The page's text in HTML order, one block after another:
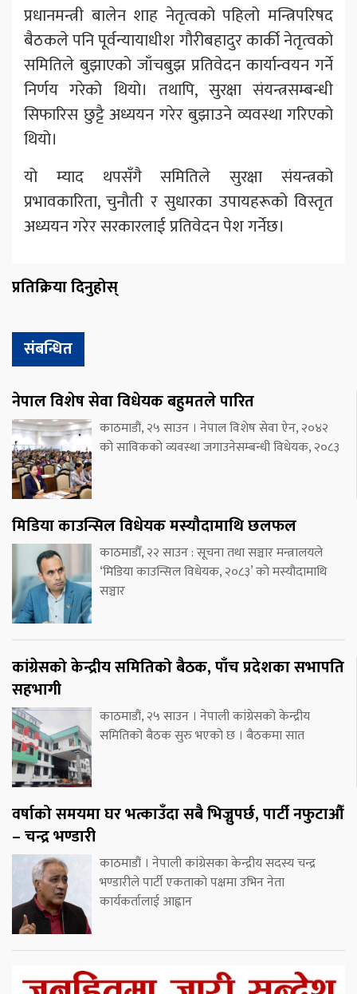
प्रधानमन्त्री बालेन शाह नेतृत्वको पहिलो मन्त्रिपरिषद
बैठकले पनि पूर्वन्यायाधीश गौरीबहादुर कार्की नेतृत्वको
समितिले बुझाएको जाँचबुझ प्रतिवेदन कार्यान्वयन गर्ने
निर्णय गरेको थियो। तथापि, सुरक्षा संयन्त्रसम्बन्धी
सिफारिस छुट्टै अध्ययन गरेर बुझाउने व्यवस्था गरिएको
थियो।
यो म्याद थपसँगै समितिले सुरक्षा संयन्त्रको
प्रभावकारिता, चुनौती र सुधारका उपायहरूको विस्तृत
अध्ययन गरेर सरकारलाई प्रतिवेदन पेश गर्नेछ।
प्रतिक्रिया दिनुहोस्
संबन्धित
नेपाल विशेष सेवा विधेयक बहुमतले पारित
काठमाडौं, २५ साउन । नेपाल विशेष सेवा ऐन, २०४२
को साविकको व्यवस्था जगाउनेसम्बन्धी विधेयक, २०८३
मिडिया काउन्सिल विधेयक मस्यौदामाथि छलफल
काठमाडौँ, २२ साउन : सूचना तथा सञ्चार मन्त्रालयले
‘मिडिया काउन्सिल विधेयक, २०८३’ को मस्यौदामाथि
सञ्चार
कांग्रेसको केन्द्रीय समितिको बैठक, पाँच प्रदेशका सभापति
सहभागी
काठमाडौं, २५ साउन । नेपाली कांग्रेसको केन्द्रीय
समितिको बैठक सुरु भएको छ । बैठकमा सात
वर्षाको समयमा घर भत्काउँदा सबै भिज्नुपर्छ, पार्टी नफुटाऔँ
– चन्द्र भण्डारी
काठमाडौं । नेपाली कांग्रेसका केन्द्रीय सदस्य चन्द्र
भण्डारीले पार्टी एकताको पक्षमा उभिन नेता
कार्यकर्तालाई आह्वान